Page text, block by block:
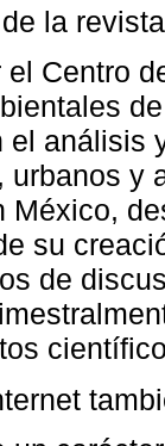
la
el Centro
el análisis
urbanos y
México,
su
de